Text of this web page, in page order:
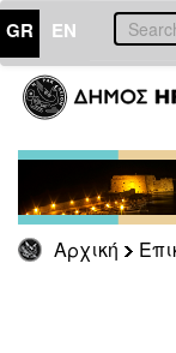
GR EN
Αρχική
ΕΠΙΚΑΙΡΟΤΗΤΑ
Τύπου
Αρχείο